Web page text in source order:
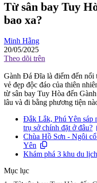
Từ sân bay Tuy
bao xa?
Minh Hằng
20/05/2025
Theo dõi trên
Gành Đá Đĩa là điểm đến nổi
vẻ đẹp độc đáo của thiên
từ sân bay Tuy Hòa đến
lâu và đi bằng phương tiện
Đắk Lắk, Phú Yên sáp
trụ sở chính đặt ở đâu?
Chùa Hồ Sơn - Ngôi
Yên
Khám phá 3 khu du
Mục lục